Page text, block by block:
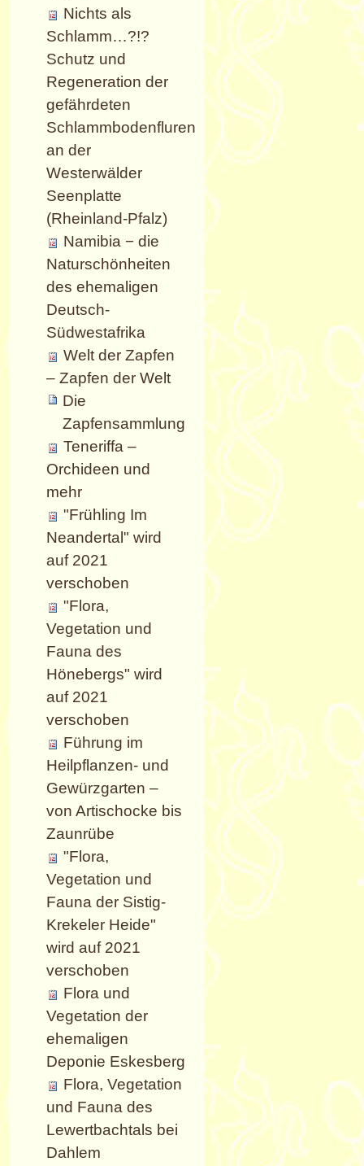
Nichts als
Schlamm…?!?
Schutz und
Regeneration der
gefährdeten
Schlammbodenfluren
an der
Westerwälder
Seenplatte
(Rheinland-Pfalz)
Namibia − die
Naturschönheiten
des ehemaligen
Deutsch-
Südwestafrika
Welt der Zapfen
– Zapfen der Welt
Die
Zapfensammlung
Teneriffa –
Orchideen und
mehr
"Frühling Im
Neandertal" wird
auf 2021
verschoben
"Flora,
Vegetation und
Fauna des
Hönebergs" wird
auf 2021
verschoben
Führung im
Heilpflanzen- und
Gewürzgarten –
von Artischocke bis
Zaunrübe
"Flora,
Vegetation und
Fauna der Sistig-
Krekeler Heide"
wird auf 2021
verschoben
Flora und
Vegetation der
ehemaligen
Deponie Eskesberg
Flora, Vegetation
und Fauna des
Lewertbachtals bei
Dahlem